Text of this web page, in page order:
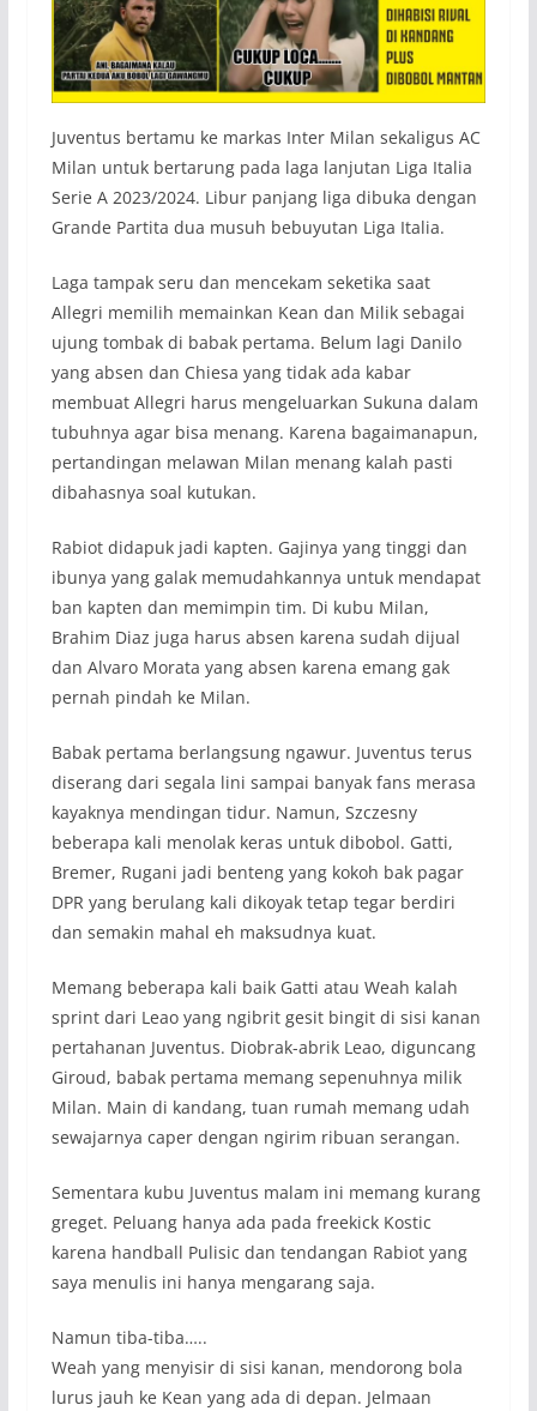
Juventus bertamu ke markas Inter Milan sekaligus AC
Milan untuk bertarung pada laga lanjutan Liga Italia
Serie A 2023/2024. Libur panjang liga dibuka dengan
Grande Partita dua musuh bebuyutan Liga Italia.
Laga tampak seru dan mencekam seketika saat
Allegri memilih memainkan Kean dan Milik sebagai
ujung tombak di babak pertama. Belum lagi Danilo
yang absen dan Chiesa yang tidak ada kabar
membuat Allegri harus mengeluarkan Sukuna dalam
tubuhnya agar bisa menang. Karena bagaimanapun,
pertandingan melawan Milan menang kalah pasti
dibahasnya soal kutukan.
Rabiot didapuk jadi kapten. Gajinya yang tinggi dan
ibunya yang galak memudahkannya untuk mendapat
ban kapten dan memimpin tim. Di kubu Milan,
Brahim Diaz juga harus absen karena sudah dijual
dan Alvaro Morata yang absen karena emang gak
pernah pindah ke Milan.
Babak pertama berlangsung ngawur. Juventus terus
diserang dari segala lini sampai banyak fans merasa
kayaknya mendingan tidur. Namun, Szczesny
beberapa kali menolak keras untuk dibobol. Gatti,
Bremer, Rugani jadi benteng yang kokoh bak pagar
DPR yang berulang kali dikoyak tetap tegar berdiri
dan semakin mahal eh maksudnya kuat.
Memang beberapa kali baik Gatti atau Weah kalah
sprint dari Leao yang ngibrit gesit bingit di sisi kanan
pertahanan Juventus. Diobrak-abrik Leao, diguncang
Giroud, babak pertama memang sepenuhnya milik
Milan. Main di kandang, tuan rumah memang udah
sewajarnya caper dengan ngirim ribuan serangan.
Sementara kubu Juventus malam ini memang kurang
greget. Peluang hanya ada pada freekick Kostic
karena handball Pulisic dan tendangan Rabiot yang
saya menulis ini hanya mengarang saja.
Namun tiba-tiba…..
Weah yang menyisir di sisi kanan, mendorong bola
lurus jauh ke Kean yang ada di depan. Jelmaan